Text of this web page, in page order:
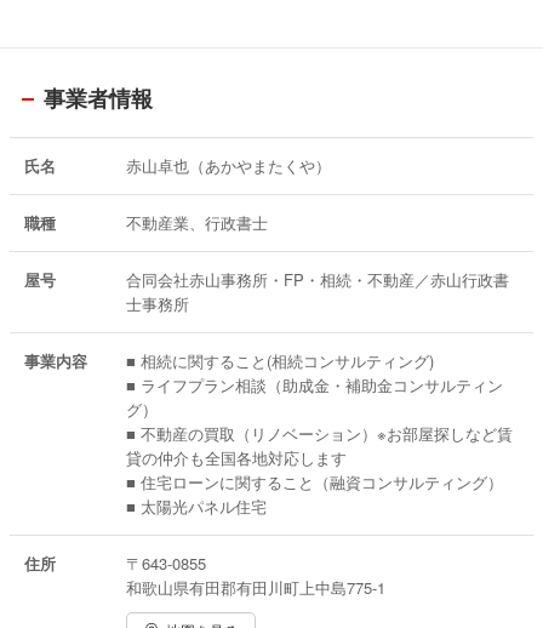
事業者情報
氏名 赤山卓也（あかやまたくや）
職種 不動産業、行政書士
屋号
合同会社赤山事務所・FP・相続・不動産／赤山行政書
士事務所
事業内容
■ 相続に関すること(相続コンサルティング)
■ ライフプラン相談（助成金・補助金コンサルティン
グ）
■ 不動産の買取（リノベーション）※お部屋探しなど賃
貸の仲介も全国各地対応します
■ 住宅ローンに関すること（融資コンサルティング）
■ 太陽光パネル住宅
住所
〒643-0855
和歌山県有田郡有田川町上中島775-1